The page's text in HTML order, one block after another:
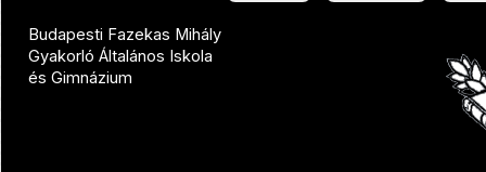
Budapesti Fazekas Mihály
Gyakorló Általános Iskola
és Gimnázium